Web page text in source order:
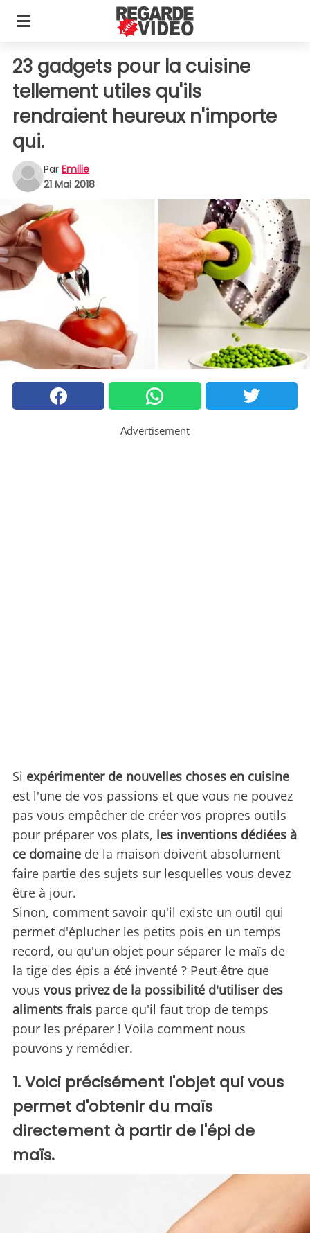
23 gadgets pour la cuisine
tellement utiles qu'ils
rendraient heureux n'importe
qui.
Par Emilie
21 Mai 2018
Advertisement
Si expérimenter de nouvelles choses en cuisine
est l'une de vos passions et que vous ne pouvez
pas vous empêcher de créer vos propres outils
pour préparer vos plats, les inventions dédiées à
ce domaine de la maison doivent absolument
faire partie des sujets sur lesquelles vous devez
être à jour.
Sinon, comment savoir qu'il existe un outil qui
permet d'éplucher les petits pois en un temps
record, ou qu'un objet pour séparer le maïs de
la tige des épis a été inventé ? Peut-être que
vous vous privez de la possibilité d'utiliser des
aliments frais parce qu'il faut trop de temps
pour les préparer ! Voila comment nous
pouvons y remédier.
1. Voici précisément l'objet qui vous
permet d'obtenir du maïs
directement à partir de l'épi de
maïs.